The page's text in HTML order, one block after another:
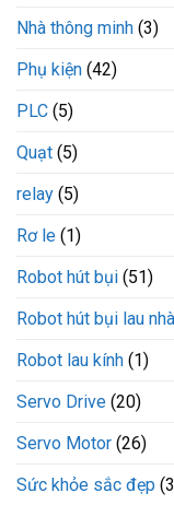
Nhà thông minh (3)
Phụ kiện (42)
PLC (5)
Quạt (5)
relay (5)
Rơ le (1)
Robot hút bụi (51)
Robot hút bụi lau nhà
Robot lau kính (1)
Servo Drive (20)
Servo Motor (26)
Sức khỏe sắc đẹp